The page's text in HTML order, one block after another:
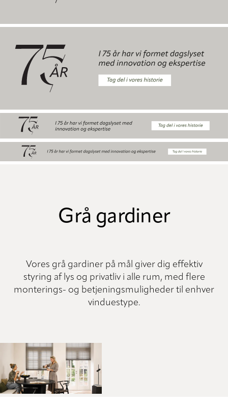
Grå gardiner
Vores grå gardiner på mål giver dig effektiv
styring af lys og privatliv i alle rum, med flere
monterings- og betjeningsmuligheder til enhver
vinduestype.